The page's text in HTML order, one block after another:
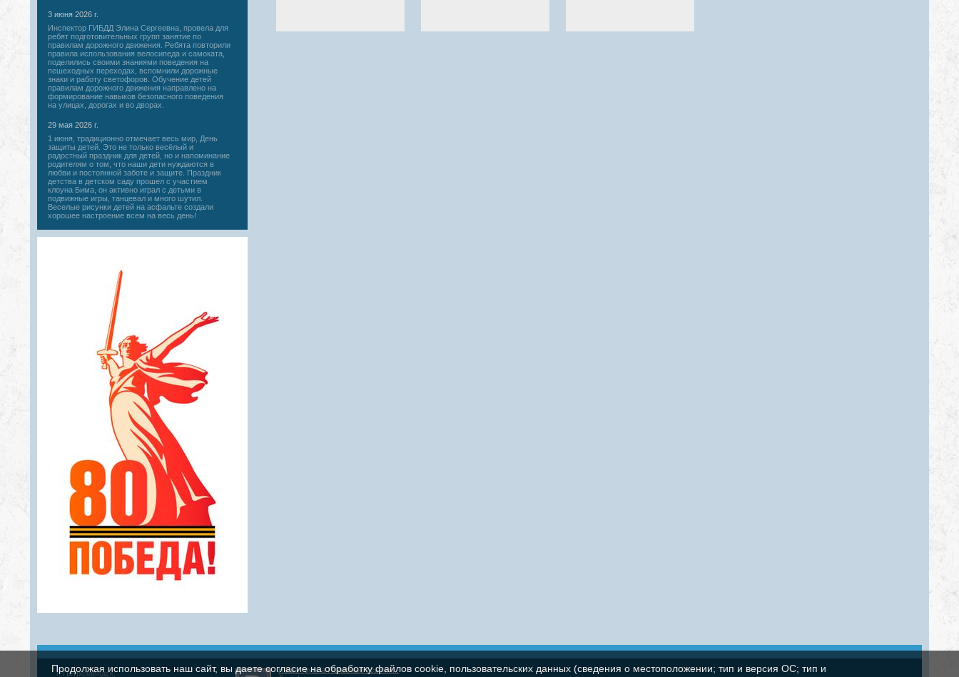
3 июня 2026 г.
Инспектор ГИБДД Элина Сергеевна, провела для
ребят подготовительных групп занятие по
правилам дорожного движения. Ребята повторили
правила использования велосипеда и самоката,
поделились своими знаниями поведения на
пешеходных переходах, вспомнили дорожные
знаки и работу светофоров. Обучение детей
правилам дорожного движения направлено на
формирование навыков безопасного поведения
на улицах, дорогах и во дворах.
29 мая 2026 г.
1 июня, традиционно отмечает весь мир, День
защиты детей. Это не только весёлый и
радостный праздник для детей, но и напоминание
родителям о том, что наши дети нуждаются в
любви и постоянной заботе и защите. Праздник
детства в детском саду прошел с участием
клоуна Бима, он активно играл с детьми в
подвижные игры, танцевал и много шутил.
Веселые рисунки детей на асфальте создали
хорошее настроение всем на весь день!
г. Петрозаводск, Наша группаПолезные ссылки...
Продолжая использовать наш сайт, вы даете согласие на обработку файлов cookie, пользовательских данных (сведения о местоположении; тип и версия ОС; тип и